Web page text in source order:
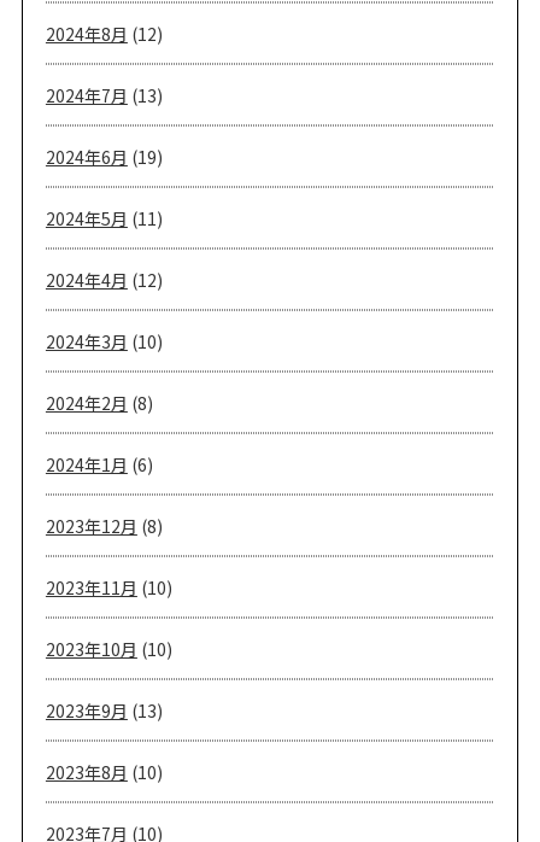
2024年8月 (12)
2024年7月 (13)
2024年6月 (19)
2024年5月 (11)
2024年4月 (12)
2024年3月 (10)
2024年2月 (8)
2024年1月 (6)
2023年12月 (8)
2023年11月 (10)
2023年10月 (10)
2023年9月 (13)
2023年8月 (10)
2023年7月 (10)